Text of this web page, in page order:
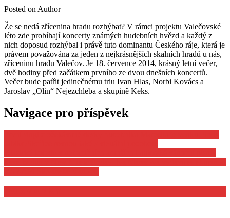
Posted on Author
Že se nedá zřícenina hradu rozhýbat? V rámci projektu Valečovské
léto zde probíhají koncerty známých hudebních hvězd a každý z
nich doposud rozhýbal i právě tuto dominantu Českého ráje, která je
právem považována za jeden z nejkrásnějších skalních hradů u nás,
zříceninu hradu Valečov. Je 18. července 2014, krásný letní večer,
dvě hodiny před začátkem prvního ze dvou dnešních koncertů.
Večer bude patřit jedinečnému triu Ivan Hlas, Norbi Kovács a
Jaroslav „Olin“ Nejezchleba a skupině Keks.
Navigace pro příspěvek